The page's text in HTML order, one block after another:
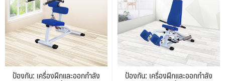
ป้องกัน: เครื่องฝึกและออกกำลัง ป้องกัน: เครื่องฝึกและออกกำลัง